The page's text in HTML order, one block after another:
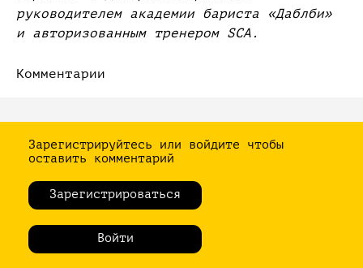
руководителем академии бариста «Даблби»
и авторизованным тренером SCA.
Комментарии
Зарегистрируйтесь или войдите чтобы
оставить комментарий
Зарегистрироваться
Войти